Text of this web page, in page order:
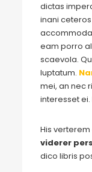
dictas
inani
eam porro
scaevola.
luptatum.
mei, an nec
interesset
His
viderer
dico libris